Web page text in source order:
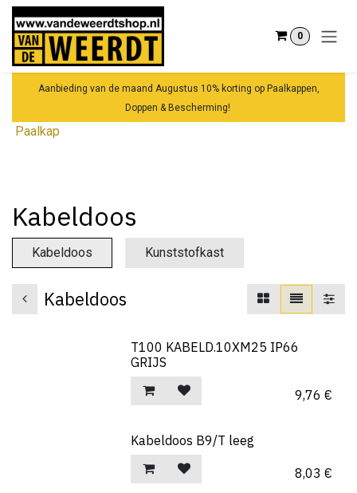
Overslaan naar inhoud
0
Aanbieding van de maand Augustus 10% korting op Paalkappen,
Doppen & Bescherming!
Paalkap
Kabeldoos
Kabeldoos Kunststofkast
Kabeldoos
T100 KABELD.10XM25 IP66
GRIJS
9,76 €
Kabeldoos B9/T leeg
8,03 €